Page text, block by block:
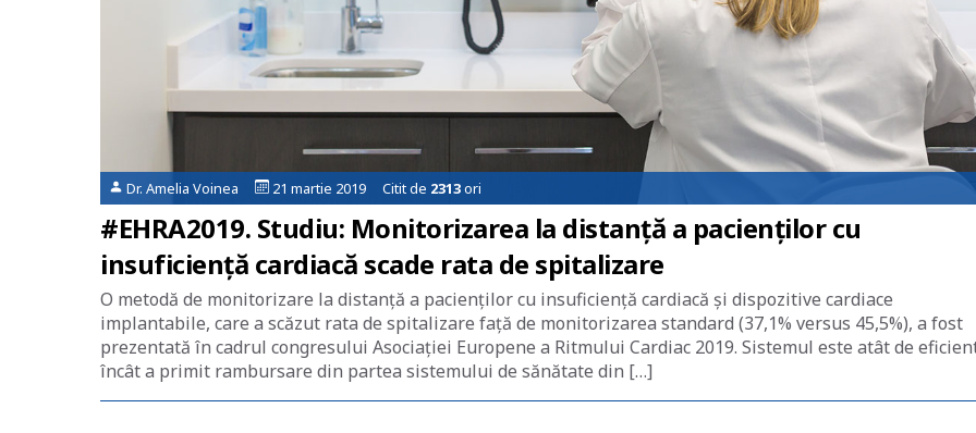
Dr. Amelia Voinea 21 martie 2019 Citit de 2313ori
#EHRA2019. Studiu: Monitorizarea la distanță a pacienților cu
insuficiență cardiacă scade rata de spitalizare
O metodă de monitorizare la distanță a pacienților cu insuficiență cardiacă și dispozitive cardiace
implantabile, care a scăzut rata de spitalizare față de monitorizarea standard (37,1% versus 45,5%), a fost
prezentată în cadrul congresului Asociației Europene a Ritmului Cardiac 2019. Sistemul este atât de
încât a primit rambursare din partea sistemului de sănătate din […]